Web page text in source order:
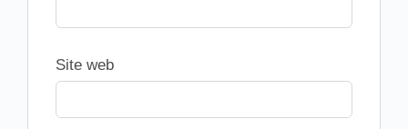
Site web